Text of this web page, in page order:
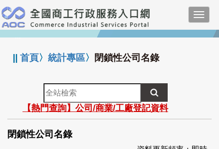
跳
到
主
要
:::
||首頁〉統計專區〉 閉鎖性公司名錄
全
站
檢
索
【熱門查詢】公司/商業/工廠登記資料
閉鎖性公司名錄